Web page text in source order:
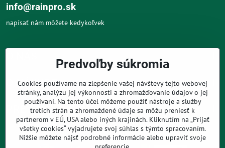
info@rainpro.sk
napísať nám môžete kedykoľvek
O NÁKUPE
PRE ZÁKAZNÍKOV
Predvoľby súkromia
Cookies používame na zlepšenie vašej návštevy tejto webovej
stránky, analýzu jej výkonnosti a zhromažďovanie údajov o jej
používaní. Na tento účel môžeme použiť nástroje a služby
tretích strán a zhromaždené údaje sa môžu preniesť k
partnerom v EÚ, USA alebo iných krajinách. Kliknutím na „Prijať
všetky cookies“ vyjadrujete svoj súhlas s týmto spracovaním.
Nižšie môžete nájsť podrobné informácie alebo upraviť svoje